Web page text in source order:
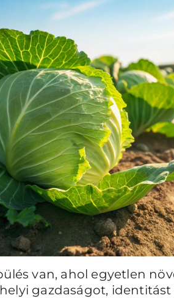
van, ahol egyetlen
gazdaságot,